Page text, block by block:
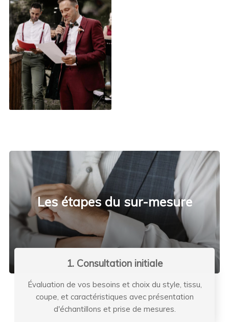
Les étapes du sur-mesure
1. Consultation initiale
Évaluation de vos besoins et choix du style, tissu,
coupe, et caractéristiques avec présentation
d'échantillons et prise de mesures.